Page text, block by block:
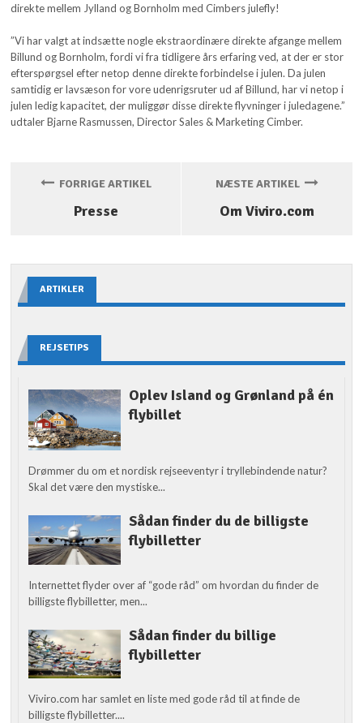
direkte mellem Jylland og Bornholm med Cimbers julefly!
”Vi har valgt at indsætte nogle ekstraordinære direkte afgange mellem
Billund og Bornholm, fordi vi fra tidligere års erfaring ved, at der er stor
efterspørgsel efter netop denne direkte forbindelse i julen. Da julen
samtidig er lavsæson for vore udenrigsruter ud af Billund, har vi netop i
julen ledig kapacitet, der muliggør disse direkte flyvninger i juledagene.”
udtaler Bjarne Rasmussen, Director Sales & Marketing Cimber.
FORRIGE ARTIKEL
Presse
NÆSTE ARTIKEL
Om Viviro.com
ARTIKLER
REJSETIPS
Oplev Island og Grønland på én
flybillet
Drømmer du om et nordisk rejseeventyr i tryllebindende natur?
Skal det være den mystiske...
Sådan finder du de billigste
flybilletter
Internettet flyder over af “gode råd” om hvordan du finder de
billigste flybilletter, men...
Sådan finder du billige
flybilletter
Viviro.com har samlet en liste med gode råd til at finde de
billigste flybilletter....